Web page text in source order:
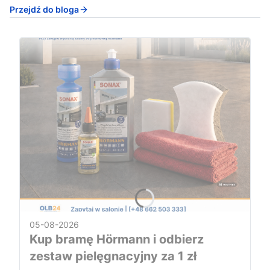
Przejdź do bloga
05-08-2026
Kup bramę Hörmann i odbierz
zestaw pielęgnacyjny za 1 zł